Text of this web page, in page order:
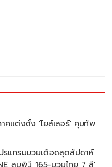
าศแต่งตั้ง 'ไยส์เลอร์' คุมทัพ
รแกรมมวยเดือดสุดสัปดาห์
ลุมพินี 165-มวยไทย 7 สี'